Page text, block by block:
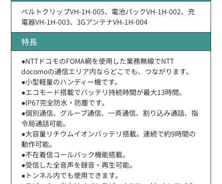
ベルトクリップVH-1H-005、電池パックVH-1H-002、充
電器VH-1H-003、3GアンテナVH-1H-004
特長
●NTTドコモのFOMA網を使用した業務無線でNTT
docomoの通信エリア内ならどこでも、つながります。
●小型軽量のハンディー機です。
●エコモード搭載でバッテリ持続時間が最大13時間。
●IP67完全防水・防塵です。
●個別通信、グループ通信、一斉通信、割り込み通話、指
令局通話可能。
●大容量リチウムイオンバッテリ搭載。連続で約9時間の
動作可能。
●不在着信コールバック機能搭載。
●受信した全音声を録音・再生可能。
●トンネル内でも使用できます。